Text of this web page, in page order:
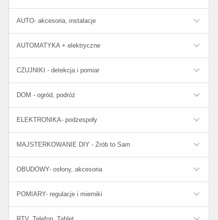
AUTO- akcesoria, instalacje
AUTOMATYKA + elektryczne
CZUJNIKI - detekcja i pomiar
DOM - ogród, podróż
ELEKTRONIKA- podzespoły
MAJSTERKOWANIE DIY - Zrób to Sam
OBUDOWY- osłony, akcesoria
POMIARY- regulacje i mierniki